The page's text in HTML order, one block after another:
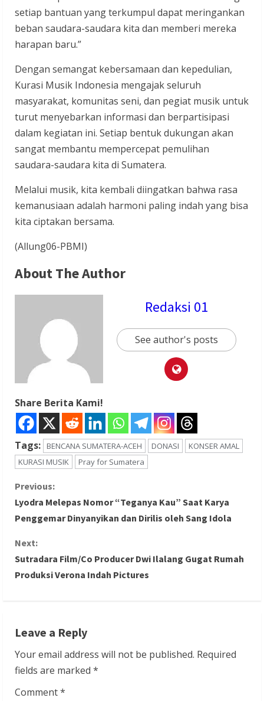
setiap bantuan yang terkumpul dapat meringankan
beban saudara-saudara kita dan memberi mereka
harapan baru.”
Dengan semangat kebersamaan dan kepedulian,
Kurasi Musik Indonesia mengajak seluruh
masyarakat, komunitas seni, dan pegiat musik untuk
turut menyebarkan informasi dan berpartisipasi
dalam kegiatan ini. Setiap bentuk dukungan akan
sangat membantu mempercepat pemulihan
saudara-saudara kita di Sumatera.
Melalui musik, kita kembali diingatkan bahwa rasa
kemanusiaan adalah harmoni paling indah yang bisa
kita ciptakan bersama.
(Allung06-PBMI)
About The Author
Redaksi 01
See author's posts
Share Berita Kami!
Tags: BENCANA SUMATERA-ACEH DONASI
KONSER AMAL
KURASI MUSIK
Pray for Sumatera
C
o
n
t
u
e
R
Previous:
Lyodra Melepas Nomor “Teganya Kau” Saat Karya
Penggemar Dinyanyikan dan Dirilis oleh Sang Idola
Next:
Sutradara Film/Co Producer Dwi Ilalang Gugat Rumah
Produksi Verona Indah Pictures
Leave a Reply
Your email address will not be published. Required
fields are marked *
Comment*